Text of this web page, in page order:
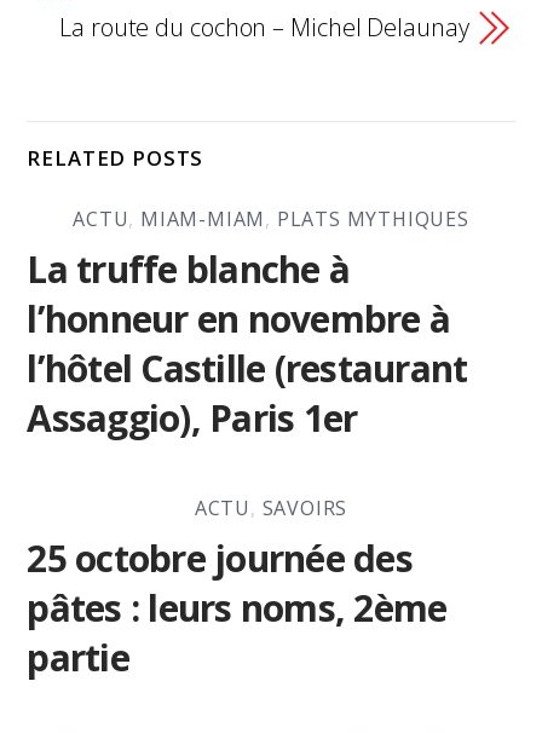
La route du cochon – Michel Delaunay
RELATED POSTS
ACTU, MIAM-MIAM, PLATS MYTHIQUES
La truffe blanche à
l’honneur en novembre à
l’hôtel Castille (restaurant
Assaggio), Paris 1er
ACTU, SAVOIRS
25 octobre journée des
pâtes : leurs noms, 2ème
partie